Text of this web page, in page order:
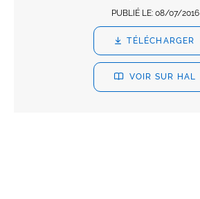
PUBLIÉ LE: 08/07/2016
TÉLÉCHARGER
VOIR SUR HAL